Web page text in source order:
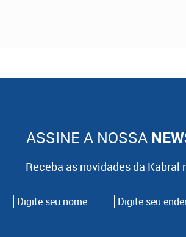
ASSINE A NOSSA
Receba as novidades da Kabral